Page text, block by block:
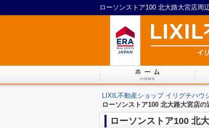
LIXIL不動産ショップ イリグチハウ
ローソンストア100 北大路大宮店の
ローソンストア100 北